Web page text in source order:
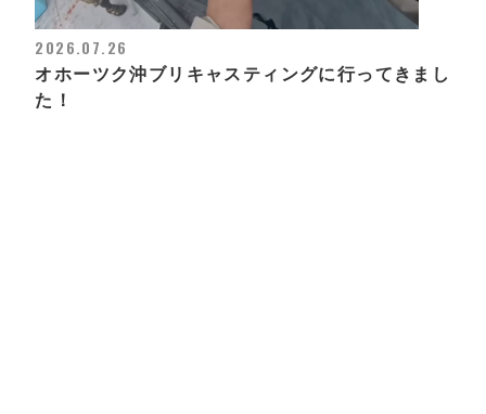
2026.07.26
オホーツク沖ブリキャスティングに行ってきまし
た！